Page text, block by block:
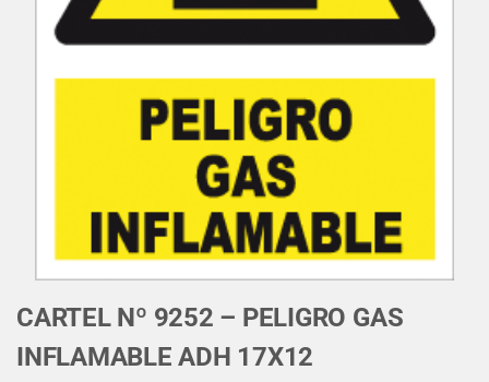
CARTEL Nº 9252 – PELIGRO GAS
INFLAMABLE ADH 17X12